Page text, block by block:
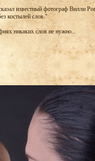
известный фотограф Вилли
костылей слов."
никаких слов не нужно...